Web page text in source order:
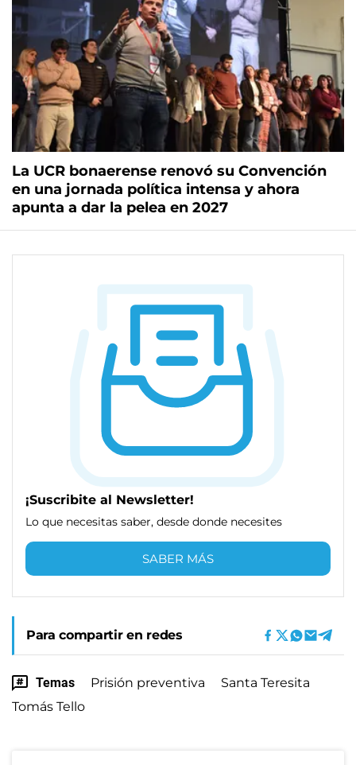
La UCR bonaerense renovó su Convención
en una jornada política intensa y ahora
apunta a dar la pelea en 2027
¡Suscribite al Newsletter!
Lo que necesitas saber, desde donde necesites
SABER MÁS
Para compartir en redes
Temas Prisión preventiva
Santa Teresita
Tomás Tello